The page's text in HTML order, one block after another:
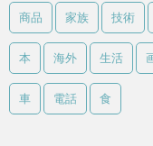
商品 家族 技術
本 海外 生活
車 電話 食